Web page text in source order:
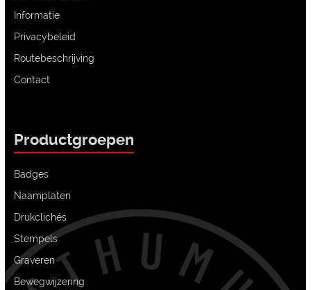
Informatie
Privacybeleid
Routebeschrijving
Contact
Productgroepen
Badges
Naamplaten
Drukclichés
Stempels
Graveren
Bewegwijzering